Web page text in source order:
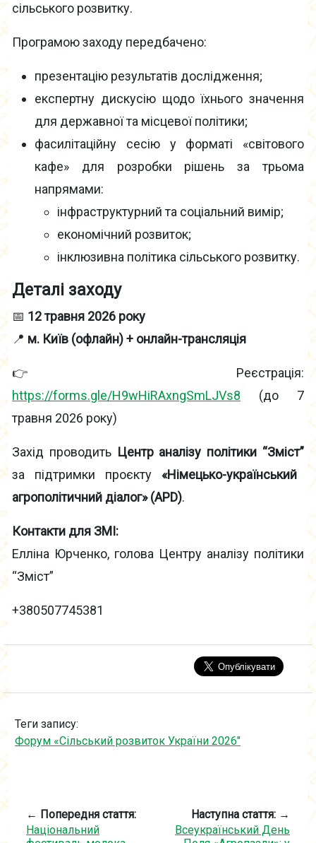
сільського розвитку.
Програмою заходу передбачено:
презентацію результатів дослідження;
експертну дискусію щодо їхнього значення
для державної та місцевої політики;
фасилітаційну сесію у форматі «світового
кафе» для розробки рішень за трьома
напрямами:
інфраструктурний та соціальний вимір;
економічний розвиток;
інклюзивна політика сільського розвитку.
Деталі заходу
📅 12 травня 2026 року
📍 м. Київ (офлайн) + онлайн-трансляція
👉 Реєстрація:
https://forms.gle/H9wHiRAxngSmLJVs8 (до 7
травня 2026 року)
Захід проводитьЦентр аналізу політики “Зміст”
за підтримки проєкту «Німецько-український
агрополітичний діалог» (APD).
Контакти для ЗМІ:
Елліна Юрченко, голова Центру аналізу політики
“Зміст”
+380507745381
Теги запису:
Форум «Сільський розвиток України 2026"
← Попередня стаття:
Національний
Наступна стаття: →
Всеукраїнський День